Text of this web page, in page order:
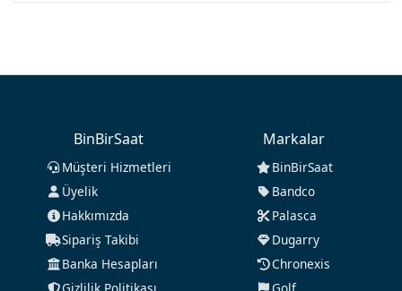
BinBirSaat
Müşteri Hizmetleri
Üyelik
Hakkımızda
Sipariş Takibi
Banka Hesapları
Markalar
BinBirSaat
Bandco
Palasca
Dugarry
Chronexis